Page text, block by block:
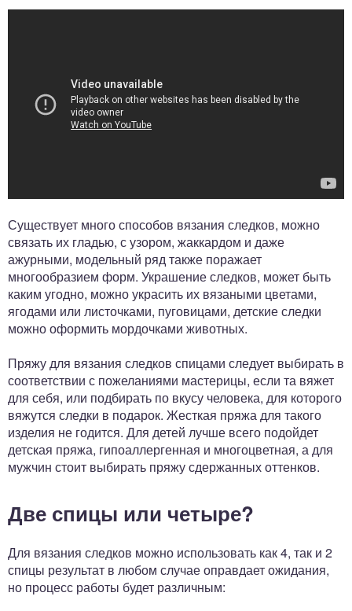
Существует много способов вязания следков, можно
связать их гладью, с узором, жаккардом и даже
ажурными, модельный ряд также поражает
многообразием форм. Украшение следков, может быть
каким угодно, можно украсить их вязаными цветами,
ягодами или листочками, пуговицами, детские следки
можно оформить мордочками животных.
Пряжу для вязания следков спицами следует выбирать в
соответствии с пожеланиями мастерицы, если та вяжет
для себя, или подбирать по вкусу человека, для которого
вяжутся следки в подарок. Жесткая пряжа для такого
изделия не годится. Для детей лучше всего подойдет
детская пряжа, гипоаллергенная и многоцветная, а для
мужчин стоит выбирать пряжу сдержанных оттенков.
Две спицы или четыре?
Для вязания следков можно использовать как 4, так и 2
спицы результат в любом случае оправдает ожидания,
но процесс работы будет различным: